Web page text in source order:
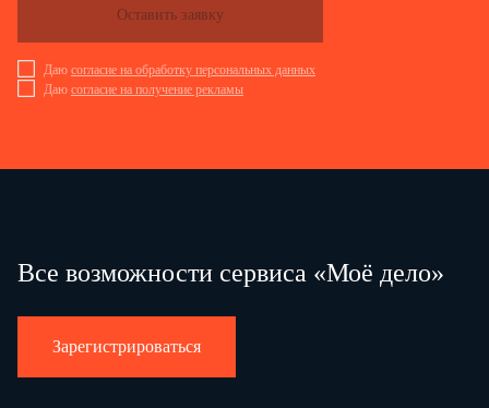
Даю согласие на обработку персональных данных
Даю согласие на получение рекламы
Оставить заявку
Все возможности сервиса «Моё дело»
Зарегистрироваться